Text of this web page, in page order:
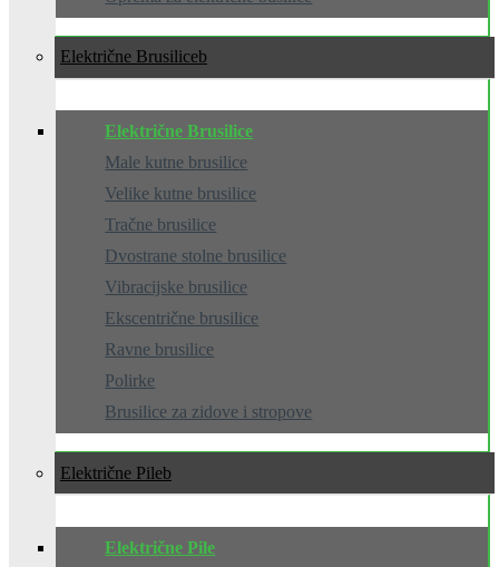
Električne Brusilice
Električne Brusilice
Male kutne brusilice
Velike kutne brusilice
Tračne brusilice
Dvostrane stolne brusilice
Vibracijske brusilice
Ekscentrične brusilice
Ravne brusilice
Polirke
Brusilice za zidove i stropove
Električne Pile
Električne Pile